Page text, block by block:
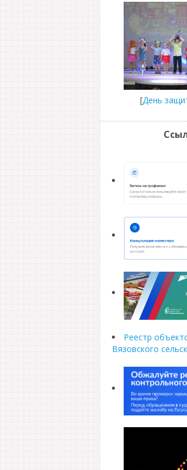
[День
Реестр
Вязовского